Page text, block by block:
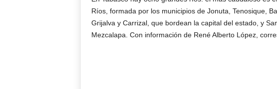
Ríos, formada por los municipios de Jonuta, Tenosique,
Grijalva y Carrizal, que bordean la capital del estado, y
Mezcalapa. Con información de René Alberto López,